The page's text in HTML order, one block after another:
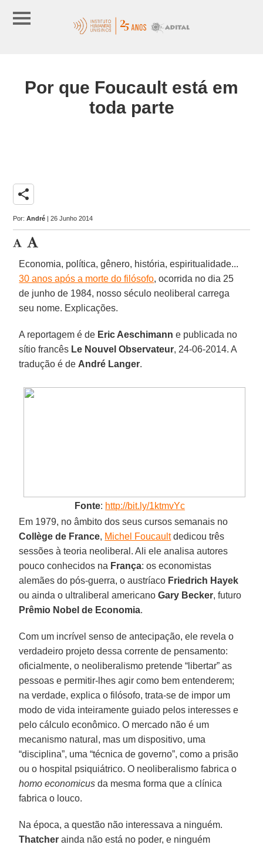
Por que Foucault está em
toda parte
share
Por:André | 26 Junho 2014
Economia, política, gênero, história, espiritualidade...
30 anos após a morte do filósofo, ocorrida no dia 25
de junho de 1984, nosso século neoliberal carrega
seu nome. Explicações.
A reportagem é de Eric Aeschimann e publicada no
sítio francês Le Nouvel Observateur, 24-06-2014. A
tradução é de André Langer.
Fonte: http://bit.ly/1ktmvYc
Em 1979, no âmbito dos seus cursos semanais no
Collège de France, Michel Foucaultdedicou três
sessões à teoria neoliberal. Ali ele analisa autores
pouco conhecidos na França: os economistas
alemães do pós-guerra, o austríaco Friedrich Hayek
ou ainda o ultraliberal americanoGary Becker, futuro
Prêmio Nobel de Economia.
Com um incrível senso de antecipação, ele revela o
verdadeiro projeto dessa corrente de pensamento:
oficialmente, o neoliberalismo pretende “libertar” as
pessoas e permitir-lhes agir como bem entenderem;
na verdade, explica o filósofo, trata-se de impor um
modo de vida inteiramente guiado pelos interesses e
pelo cálculo econômico. O mercado não é um
mecanismo natural, mas um dispositivo, uma
“disciplina”, uma “técnica de governo”, como a prisão
ou o hospital psiquiátrico. O neoliberalismo fabrica o
homo economicus da mesma forma que a clínica
fabrica o louco.
Na época, a questão não interessava a ninguém.
Thatcher ainda não está no poder, e ninguém